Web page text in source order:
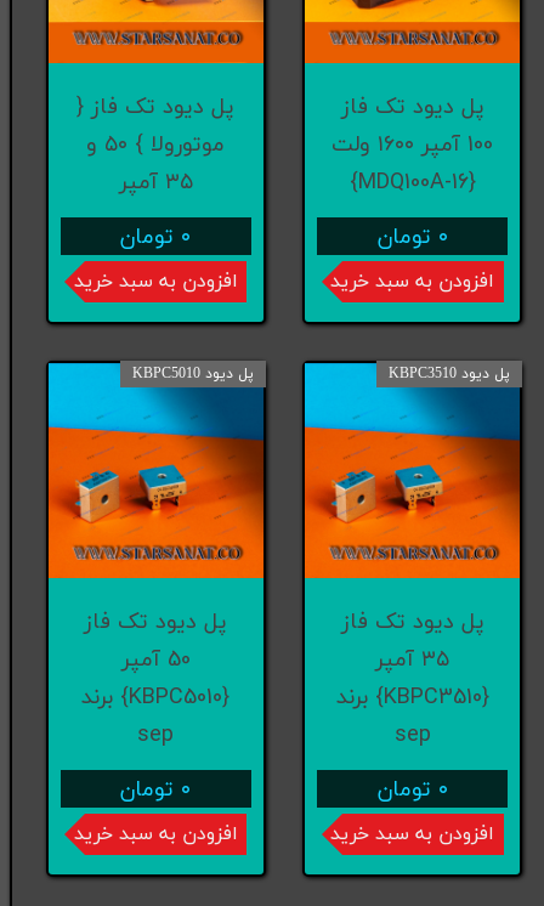
پل دیود تک فاز
100 آمپر ۱۶۰۰ ولت
{MDQ100A-16}
۰ تومان
افزودن به سبد خرید
پل دیود تک فاز {
موتورولا } ۵۰ و
۳۵ آمپر
۰ تومان
افزودن به سبد خرید
پل دیود تک فاز
۳۵ آمپر
{KBPC3510} برند
sep
۰ تومان
افزودن به سبد خرید
پل دیود KBPC3510
پل دیود تک فاز
50 آمپر
{KBPC5010} برند
sep
۰ تومان
افزودن به سبد خرید
پل دیود KBPC5010